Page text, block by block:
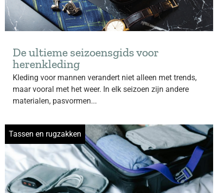
De ultieme seizoensgids voor
herenkleding
Kleding voor mannen verandert niet alleen met trends,
maar vooral met het weer. In elk seizoen zijn andere
materialen, pasvormen...
Tassen en rugzakken